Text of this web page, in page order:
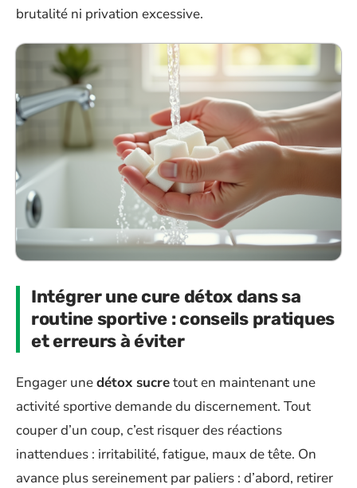
brutalité ni privation excessive.
Intégrer une cure détox dans sa
routine sportive : conseils pratiques
et erreurs à éviter
Engager unedétox sucretout en maintenant une
activité sportive demande du discernement. Tout
couper d’un coup, c’est risquer des réactions
inattendues : irritabilité, fatigue, maux de tête. On
avance plus sereinement par paliers : d’abord, retirer